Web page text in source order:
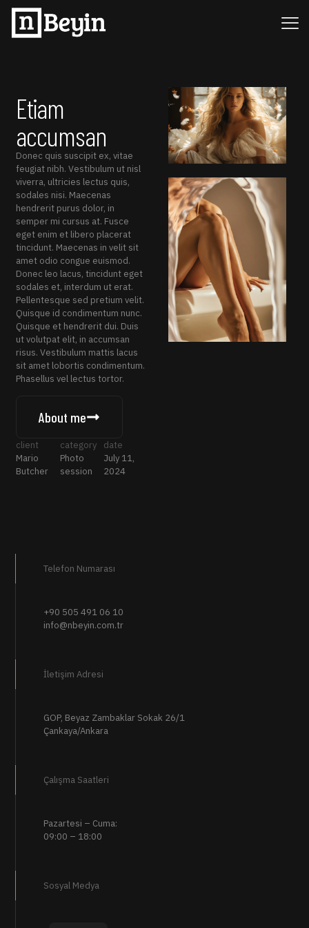
Etiam
accumsan
Donec quis suscipit ex, vitae
feugiat nibh. Vestibulum ut nisl
viverra, ultricies lectus quis,
sodales nisi. Maecenas
hendrerit purus dolor, in
semper mi cursus at. Fusce
eget enim et libero placerat
tincidunt. Maecenas in velit sit
amet odio congue euismod.
Donec leo lacus, tincidunt eget
sodales et, interdum ut erat.
Pellentesque sed pretium velit.
Quisque id condimentum nunc.
Quisque et hendrerit dui. Duis
ut volutpat elit, in accumsan
risus. Vestibulum mattis lacus
sit amet lobortis condimentum.
Phasellus vel lectus tortor.
About me
client
Mario
Butcher
category
Photo
session
date
July 11,
2024
Telefon Numarası
+90 505 491 06 10
info@nbeyin.com.tr
İletişim Adresi
GOP, Beyaz Zambaklar Sokak 26/1
Çankaya/Ankara
Çalışma Saatleri
Pazartesi – Cuma:
09:00 – 18:00
Sosyal Medya